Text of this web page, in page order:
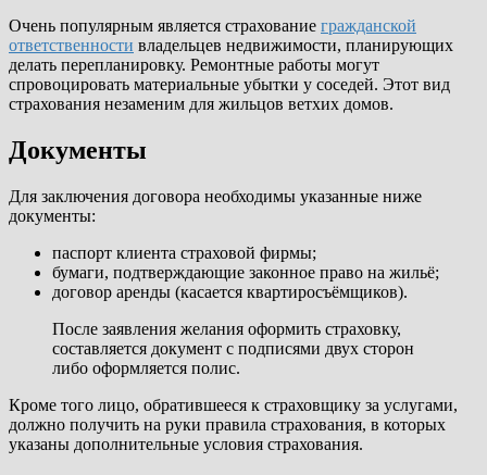
Очень популярным является страхование гражданской
ответственности владельцев недвижимости, планирующих
делать перепланировку. Ремонтные работы могут
спровоцировать материальные убытки у соседей. Этот вид
страхования незаменим для жильцов ветхих домов.
Документы
Для заключения договора необходимы указанные ниже
документы:
паспорт клиента страховой фирмы;
бумаги, подтверждающие законное право на жильё;
договор аренды (касается квартиросъёмщиков).
После заявления желания оформить страховку,
составляется документ с подписями двух сторон
либо оформляется полис.
Кроме того лицо, обратившееся к страховщику за услугами,
должно получить на руки правила страхования, в которых
указаны дополнительные условия страхования.